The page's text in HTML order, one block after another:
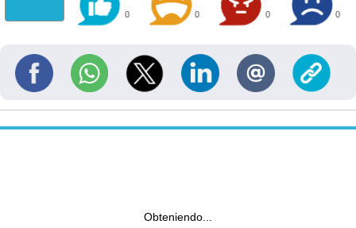
0 0 0 0
Obteniendo...